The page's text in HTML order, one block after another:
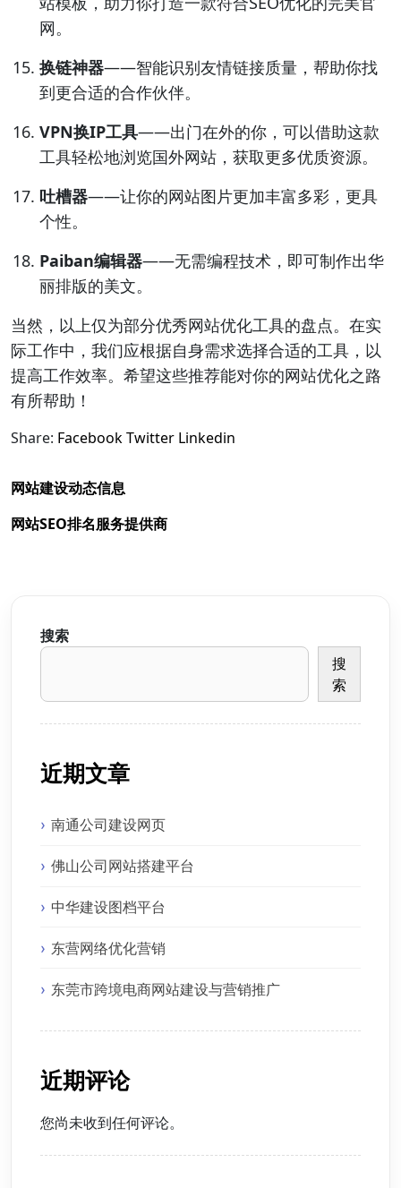
网。
换链神器——智能识别友情链接质量，帮助你找
到更合适的合作伙伴。
VPN换IP工具——出门在外的你，可以借助这款
工具轻松地浏览国外网站，获取更多优质资源。
吐槽器——让你的网站图片更加丰富多彩，更具
个性。
Paiban编辑器——无需编程技术，即可制作出华
丽排版的美文。
当然，以上仅为部分优秀网站优化工具的盘点。在实
际工作中，我们应根据自身需求选择合适的工具，以
提高工作效率。希望这些推荐能对你的网站优化之路
有所帮助！
Share: FacebookTwitter Linkedin
网站建设动态信息
网站SEO排名服务提供商
搜索
搜
索
近期文章
南通公司建设网页
佛山公司网站搭建平台
中华建设图档平台
东营网络优化营销
东莞市跨境电商网站建设与营销推广
近期评论
您尚未收到任何评论。